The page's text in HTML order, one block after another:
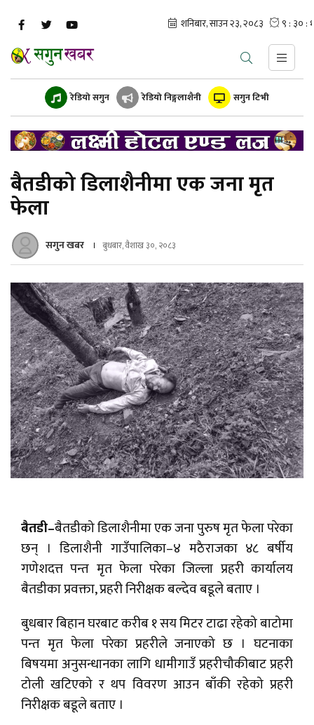
रेडियो सगुन रेडियो निङ्गलाशैनी सगुन टिभी
बैतडीको डिलाशैनीमा एक जना मृत
फेला
सगुन खबर बुधबार, वैशाख ३०, २०८३
बैतडी–बैतडीको डिलाशैनीमा एक जना पुरुष मृत फेला परेका
छन् । डिलाशैनी गाउँपालिका–४ मठैराजका ४८ बर्षीय
गणेशदत्त पन्त मृत फेला परेका जिल्ला प्रहरी कार्यालय
बैतडीका प्रवक्ता, प्रहरी निरीक्षक बल्देव बडूले बताए ।
बुधबार बिहान घरबाट करीब १ सय मिटर टाढा रहेको बाटोमा
पन्त मृत फेला परेका प्रहरीले जनाएको छ । घटनाका
बिषयमा अनुसन्धानका लागि धामीगाउँ प्रहरीचौकीबाट प्रहरी
टोली खटिएको र थप विवरण आउन बाँकी रहेको प्रहरी
निरीक्षक बडूले बताए ।